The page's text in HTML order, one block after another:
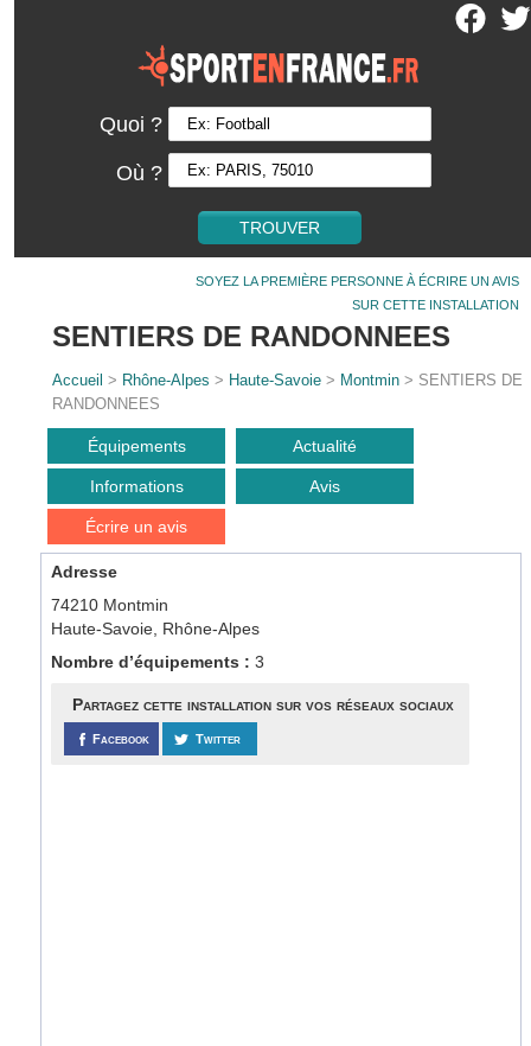
Quoi ?
Où ?
SOYEZ LA PREMIÈRE PERSONNE À ÉCRIRE UN AVIS
SUR CETTE INSTALLATION
SENTIERS DE RANDONNEES
Accueil > Rhône-Alpes > Haute-Savoie > Montmin > SENTIERS DE
RANDONNEES
Équipements Actualité
Informations Avis
Écrire un avis
Adresse
74210 Montmin
Haute-Savoie, Rhône-Alpes
Nombre d’équipements :3
Partagez cette installation sur vos réseaux sociaux
Facebook Twitter